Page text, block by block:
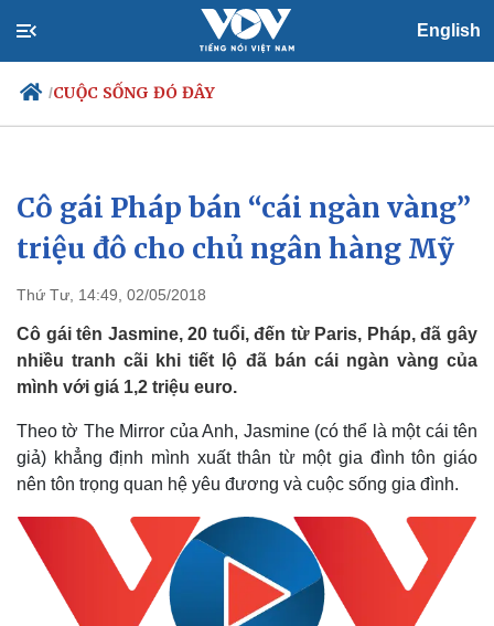
English
/CUỘC SỐNG ĐÓ ĐÂY
Chính trị
Đảng
Tổ chức nhân sự
Nhận diện sự thật
Xã hội
Tin 24h
Dự báo thời tiết
Việc làm
Biển đảo
Cô gái Pháp bán “cái ngàn vàng”
triệu đô cho chủ ngân hàng Mỹ
Thứ Tư, 14:49, 02/05/2018
Cô gái tên Jasmine, 20 tuổi, đến từ Paris, Pháp, đã gây
nhiều tranh cãi khi tiết lộ đã bán cái ngàn vàng của
mình với giá 1,2 triệu euro.
Theo tờ The Mirror của Anh, Jasmine (có thể là một cái tên
giả) khẳng định mình xuất thân từ một gia đình tôn giáo
nên tôn trọng quan hệ yêu đương và cuộc sống gia đình.